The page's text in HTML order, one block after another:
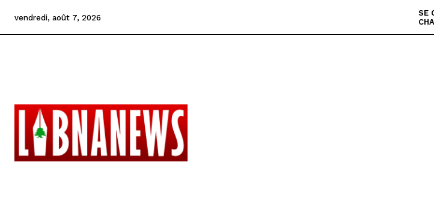
vendredi, août 7, 2026 SE